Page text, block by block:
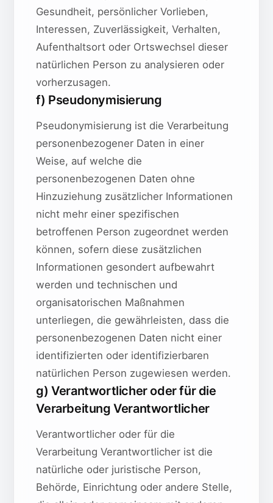
Gesundheit, persönlicher Vorlieben,
Interessen, Zuverlässigkeit, Verhalten,
Aufenthaltsort oder Ortswechsel dieser
natürlichen Person zu analysieren oder
vorherzusagen.
f) Pseudonymisierung
Pseudonymisierung ist die Verarbeitung
personenbezogener Daten in einer
Weise, auf welche die
personenbezogenen Daten ohne
Hinzuziehung zusätzlicher Informationen
nicht mehr einer spezifischen
betroffenen Person zugeordnet werden
können, sofern diese zusätzlichen
Informationen gesondert aufbewahrt
werden und technischen und
organisatorischen Maßnahmen
unterliegen, die gewährleisten, dass die
personenbezogenen Daten nicht einer
identifizierten oder identifizierbaren
natürlichen Person zugewiesen werden.
g) Verantwortlicher oder für die
Verarbeitung Verantwortlicher
Verantwortlicher oder für die
Verarbeitung Verantwortlicher ist die
natürliche oder juristische Person,
Behörde, Einrichtung oder andere Stelle,